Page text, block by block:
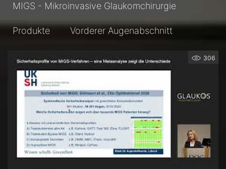
MIGS - Mikroinvasive Glaukomchirurgie
Produkte Vorderer Augenabschnitt
306